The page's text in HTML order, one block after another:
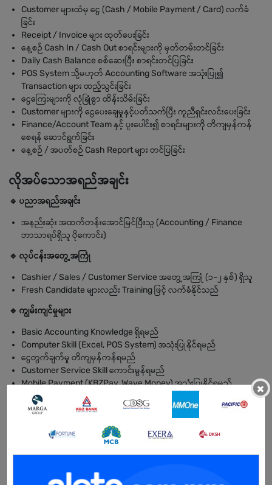
Customer များထံမှ ငွေ (Cash / Mobile Payment / Card) လက်ခံ
ခြင်း
Receipt / Invoice များ ထုတ်ပေးခြင်း
နေ့စဉ် Cash In / Cash Out စာရင်းများကို မှတ်တမ်းတင်ခြင်း
Daily Cash Balance စစ်ဆေးပြီး စာရင်းတင်ပြခြင်း
POS System သို့မဟုတ် Accounting Software အသုံးပြု၍
Transaction များ ထည့်သွင်းခြင်း
ငွေကြေးများကို လုံခြုံစွာ ထိန်းသိမ်းခြင်း
Customer များကို ငွေပေးချေမှုနှင့်ပတ်သက်ပြီး ကူညီရှင်းလင်းပေးခြင်း
Finance/Account Team နှင့် ပူးပေါင်း၍ စာရင်းများကို တိကျမှန်ကန်
စေရန် ဆောင်ရွက်ခြင်း
နေ့စဉ် / အပတ်စဉ် Cash Report များ တင်ပြခြင်း
လိုအပ်သောအရည်အချင်း
🔹 ပညာအရည်အချင်း
အနည်းဆုံး အထက်တန်းအောင်မြင်ပြီးသူ (Accounting / Finance
ဘာသာရပ်ရှိသူ ပိုကောင်း)
🔹 လုပ်ငန်းအတွေ့အကြုံ
Cashier / Sales / Customer Service အတွေ့အကြုံ (၁–၂ နှစ်) ရှိသူ
Fresh Candidate များလည်း Training ဖြင့် လက်ခံနိုင်သည်
🔹 ကျွမ်းကျင်မှုများ
Basic Accounting Knowledge ရှိရမည်
Computer Skill (Excel, POS System) အသုံးပြုနိုင်ရမည်
ငွေတွက်ချက်မှု တိကျမှန်ကန်ရမည်
Customer Service Skill ကောင်းမွန်ရမည်
Mobile Payment (KBZPay, Wave Money) အသုံးပြုနိုင်ရမည်
အကျိုးအမြတ်
.
×